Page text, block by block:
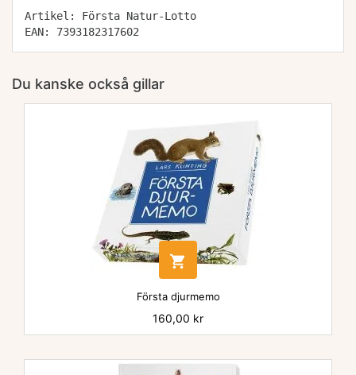
Artikel: Första Natur-Lotto
EAN: 7393182317602
Du kanske också gillar

Första djurmemo
Pris
160,00 kr